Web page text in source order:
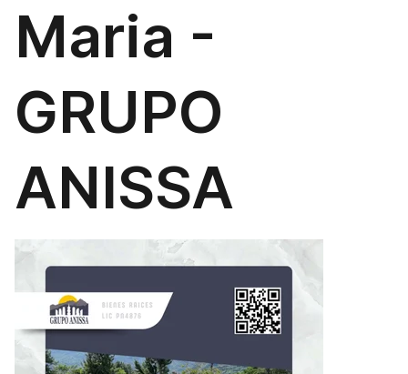
Maria -
GRUPO
ANISSA